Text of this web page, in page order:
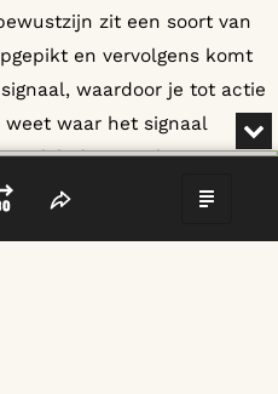
zit een soort van
en vervolgens komt
waardoor je tot actie
waar het signaal
voel ik dat astrologie een
de werkelijkheid te kijken
het fantastisch om jou
PAUSEFORWARD
SHARE THIS